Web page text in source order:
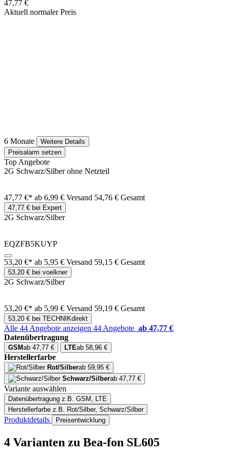
47,77 €
Aktuell normaler Preis
6 Monate
Weitere Details
Preisalarm setzen
Top Angebote
2G Schwarz/Silber ohne Netzteil
47,77 €* ab 6,99 € Versand 54,76 € Gesamt
47,77 € bei Expert
2G Schwarz/Silber
EQZFB5KUYP
53,20 €* ab 5,95 € Versand 59,15 € Gesamt
53,20 € bei voelkner
2G Schwarz/Silber
53,20 €* ab 5,99 € Versand 59,19 € Gesamt
53,20 € bei TECHNIKdirekt
Alle 44 Angebote anzeigen 44 Angebote ab 47,77 €
Datenübertragung
GSMab 47,77 € LTEab 58,96 €
Herstellerfarbe
Rot/Silberab 59,95 €
Schwarz/Silberab 47,77 €
Variante auswählen
Datenübertragung z.B. GSM, LTE
Herstellerfarbe z.B. Rot/Silber, Schwarz/Silber
Produktdetails Preisentwicklung
4 Varianten zu Bea-fon SL605